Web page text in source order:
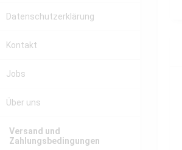
Datenschutzerklärung
Kontakt
Jobs
Über uns
Versand und
Zahlungsbedingungen